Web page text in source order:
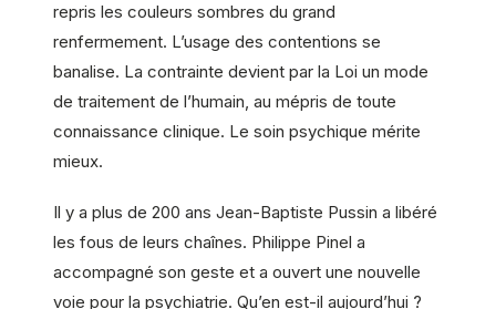
repris les couleurs sombres du grand
renfermement. L’usage des contentions se
banalise. La contrainte devient par la Loi un mode
de traitement de l’humain, au mépris de toute
connaissance clinique. Le soin psychique mérite
mieux.
Il y a plus de 200 ans Jean-Baptiste Pussin a libéré
les fous de leurs chaînes. Philippe Pinel a
accompagné son geste et a ouvert une nouvelle
voie pour la psychiatrie. Qu’en est-il aujourd’hui ?